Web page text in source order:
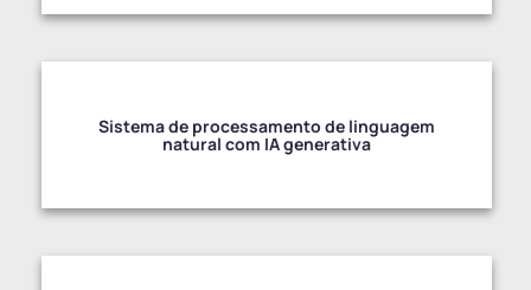
Sistema de processamento de linguagem
natural com IA generativa